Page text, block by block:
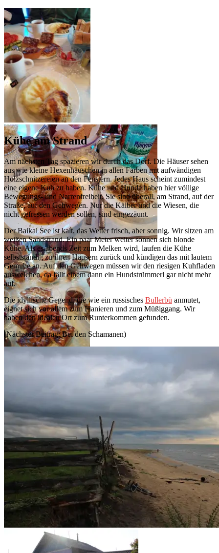
Kühe am Strand
Am nächsten Tag spazieren wir durch das Dorf. Die Häuser sehen
aus wie kleine Hexenhäuschen in allen Farben mit aufwändigen
Holzschnitzereien an den Fenstern. Jedes Haus scheint zumindest
eine eigene Kuh zu haben. Kühe und Hunde haben hier völlige
Bewegungs- und Narrenfreiheit. Sie sind überall, am Strand, auf der
Straße, auf den Gehwegen. Nur die Kälber und die Wiesen, die
nicht gefressen werden sollen, sind eingezäunt.
Der Baikal See ist kalt, das Wetter frisch, aber sonnig. Wir sitzen am
weißen Sandstrand. Ein paar Meter weiter sonnen sich blonde
Kühe. Als es abends Zeit zum Melken wird, laufen die Kühe
selbstständig zu ihren Häusern zurück und kündigen das mit lautem
Gemuhe an. Auf den Gehwegen müssen wir den riesigen Kuhfladen
ausweichen, da fällt einem dann ein Hundstrümmerl gar nicht mehr
auf.
Die idyllische Gegend, die wie ein russisches Bullerbü anmutet,
eignet sich vor allem zum Flanieren und zum Müßiggang. Wir
haben den idealen Ort zum Runterkommen gefunden.
(Nächster Beitrag: Bei den Schamanen)